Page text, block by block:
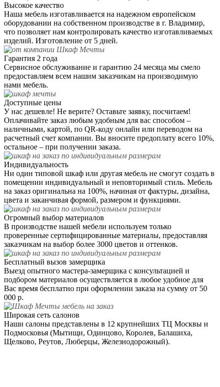
Высокое качество
Наша мебель изготавливается на надежном европейском
оборудовании на собственном производстве в г. Владимир,
что позволяет нам контролировать качество изготавливаемых
изделий. Изготовление от 5 дней.
Гарантия 2 года
Сервисное обслуживание и гарантию 24 месяца мы смело
предоставляем всем нашим заказчикам на производимую
нами мебель.
Доступные цены
У нас дешевле! Не верите? Оставьте заявку, посчитаем!
Оплачивайте заказ любым удобным для вас способом –
наличными, картой, по QR-коду онлайн или переводом на
расчетный счет компании. Вы вносите предоплату всего 10%,
остальное – при получении заказа.
Индивидуальность
Ни один типовой шкаф или другая мебель не смогут создать в
помещении индивидуальный и неповторимый стиль. Мебель
на заказ оригинальна на 100%, начиная от фактуры, дизайна,
цвета и заканчивая формой, размером и функциями.
Огромный выбор материалов
В производстве нашей мебели используем только
проверенные сертифицированные материалы, предоставляя
заказчикам на выбор более 3000 цветов и оттенков.
Бесплатный вызов замерщика
Выезд опытного мастера-замерщика с консультацией и
подбором материалов осуществляется в любое удобное для
Вас время бесплатно при оформлении заказа на сумму от 50
000 р.
Широкая сеть салонов
Наши салоны представлены в 12 крупнейших ТЦ Москвы и
Подмосковья (Мытищи, Одинцово, Королев, Балашиха,
Щелково, Реутов, Люберцы, Железнодорожный).